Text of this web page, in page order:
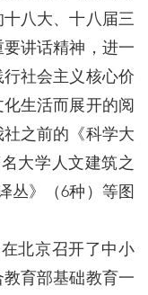
八大、十八届三
讲话精神，进一
社会主义核心价
生活而展开的阅
之前的《科学大
大学人文建筑之
丛》（6种）等图
北京召开了中小
育部基础教育一